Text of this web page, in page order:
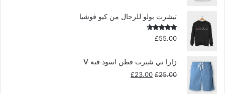
هو:
£39.00.
هو:
تيشرت بولو للرجال من كيو فوشيا
تم التقييم
£55.00
زارا تي شيرت قطن اسود قبة V
£25.00
السعر £23.00 السعر